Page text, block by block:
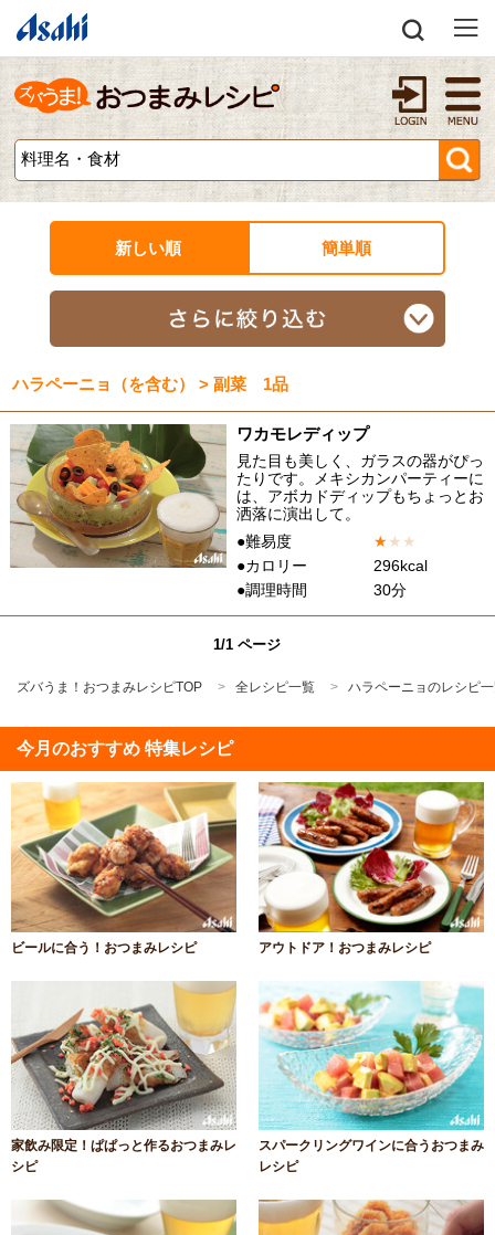
新しい順 簡単順
ハラペーニョ（を含む） > 副菜 1品
ワカモレディップ
見た目も美しく、ガラスの器がぴっ
たりです。メキシカンパーティーに
は、アボカドディップもちょっとお
洒落に演出して。
●難易度
★★ ★
●カロリー
296kcal
●調理時間
30分
1/1 ページ
ズバうま！おつまみレシピTOP 全レシピ一覧 ハラペーニョのレシピ
今月のおすすめ 特集レシピ
ビールに合う！おつまみレシピ アウトドア！おつまみレシピ
家飲み限定！ぱぱっと作るおつまみレ
シピ
スパークリングワインに合うおつまみ
レシピ